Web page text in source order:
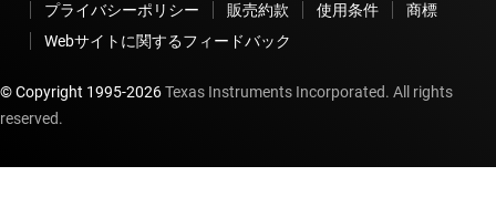
プライバシーポリシー
販売約款 使用条件
商標
Webサイトに関するフィードバック
© Copyright 1995-2026Texas Instruments Incorporated. All rights
reserved.